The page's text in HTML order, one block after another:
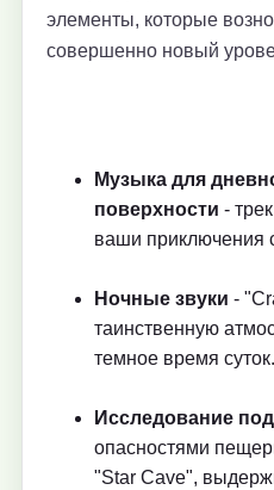
элементы, которые
совершенно новый
Музыка для
поверхности -
ваши приключения
Ночные звуки -
таинственную
темное время суток.
Исследование
опасностями
"Star Cave",